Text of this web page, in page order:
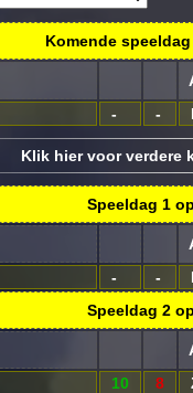
Komende speeldag
- -
Klik hier voor verdere
Speeldag 1 op
- -
Speeldag 2 op
10 8